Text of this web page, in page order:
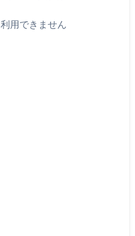
用できません